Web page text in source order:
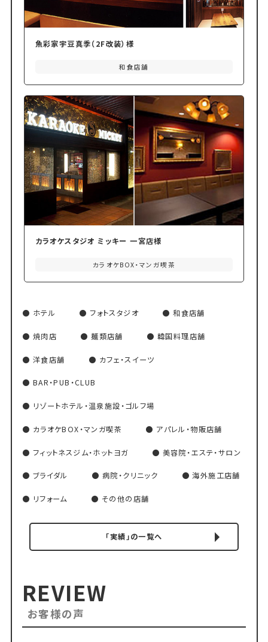
魚彩家宇豆真季（2F改装）様
和食店舗
カラオケスタジオ ミッキー 一宮店様
カラオケBOX・マンガ喫茶
ホテル フォトスタジオ 和食店舗
焼肉店 麺類店舗 韓国料理店舗
洋食店舗 カフェ・スイーツ
BAR・PUB・CLUB
リゾートホテル・温泉施設・ゴルフ場
カラオケBOX・マンガ喫茶 アパレル・物販店舗
フィットネスジム・ホットヨガ 美容院・エステ・サロン
ブライダル 病院・クリニック 海外施工店舗
リフォーム その他の店舗
「実績」の一覧へ
REVIEW
お客様の声